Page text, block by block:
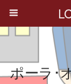
ポーラ･